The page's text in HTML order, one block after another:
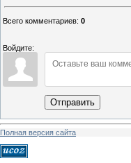
Всего комментариев: 0
Войдите:
Отправить
Полная версия сайта